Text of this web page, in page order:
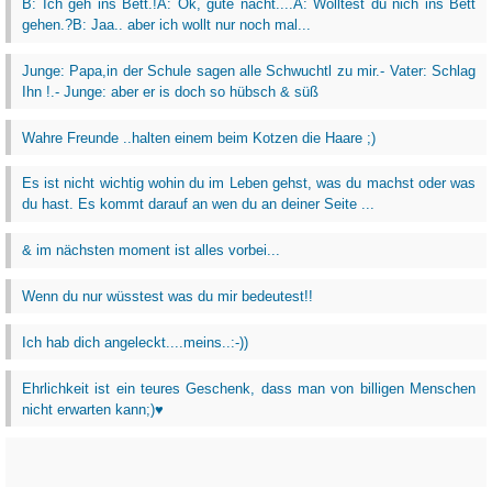
B: Ich geh ins Bett.!A: Ok, gute nacht....A: Wolltest du nich ins Bett
gehen.?B: Jaa.. aber ich wollt nur noch mal...
Junge: Papa,in der Schule sagen alle Schwuchtl zu mir.- Vater: Schlag
Ihn !.- Junge: aber er is doch so hübsch & süß
Wahre Freunde ..halten einem beim Kotzen die Haare ;)
Es ist nicht wichtig wohin du im Leben gehst, was du machst oder was
du hast. Es kommt darauf an wen du an deiner Seite ...
& im nächsten moment ist alles vorbei...
Wenn du nur wüsstest was du mir bedeutest!!
Ich hab dich angeleckt....meins..:-))
Ehrlichkeit ist ein teures Geschenk, dass man von billigen Menschen
nicht erwarten kann;)♥